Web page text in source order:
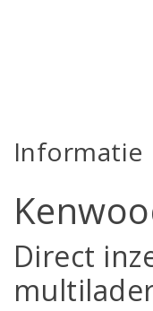
Informatie
Direct